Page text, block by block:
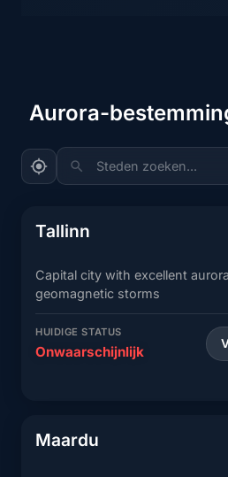
Aurora-
Steden zoeken...
Tallinn
Capital city with excellent
geomagnetic storms
HUIDIGE STATUS
Onwaarschijnlijk
Maardu